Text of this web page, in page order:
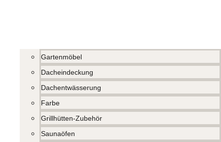
Gartenmöbel
Dacheindeckung
Dachentwässerung
Farbe
Grillhütten-Zubehör
Saunaöfen